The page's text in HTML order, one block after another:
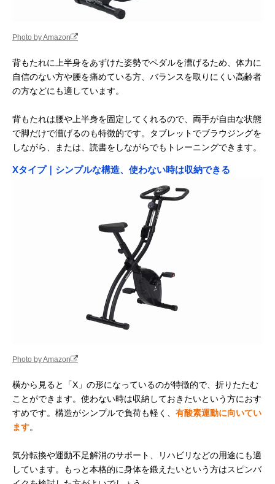
Photo by Amazon
背もたれに上半身をあずけた姿勢でペダルを漕げるため、体力に
自信のない方や腰を痛めている方、バランスを取りにくい高齢者
の方などにも適しています。
背もたれは腰や上半身を固定してくれるので、両手が自由な状態
で脚だけで漕げるのも特徴的です。タブレットでブラウジングを
しながら、または、読書をしながらでもトレーニングできます。
Xタイプ｜シンプルな構造、使わない時は収納できる
Photo by Amazon
横から見ると「X」の形になっているのが特徴的で、折りたたむ
ことができます。使わない時は収納しておきたいという方におす
すめです。構造がシンプルで負荷も軽く、 有酸素運動に向いてい
ます。
気分転換や運動不足解消のサポート、リハビリなどの用途にも適
しています。もっと本格的に身体を鍛えたいという方はスピンバ